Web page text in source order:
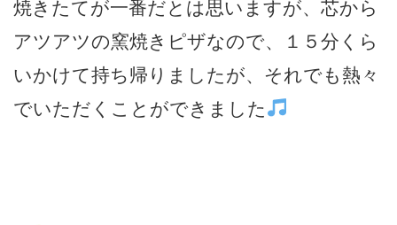
焼きたてが一番だとは思いますが、芯から
アツアツの窯焼きピザなので、１５分くら
いかけて持ち帰りましたが、それでも熱々
でいただくことができました